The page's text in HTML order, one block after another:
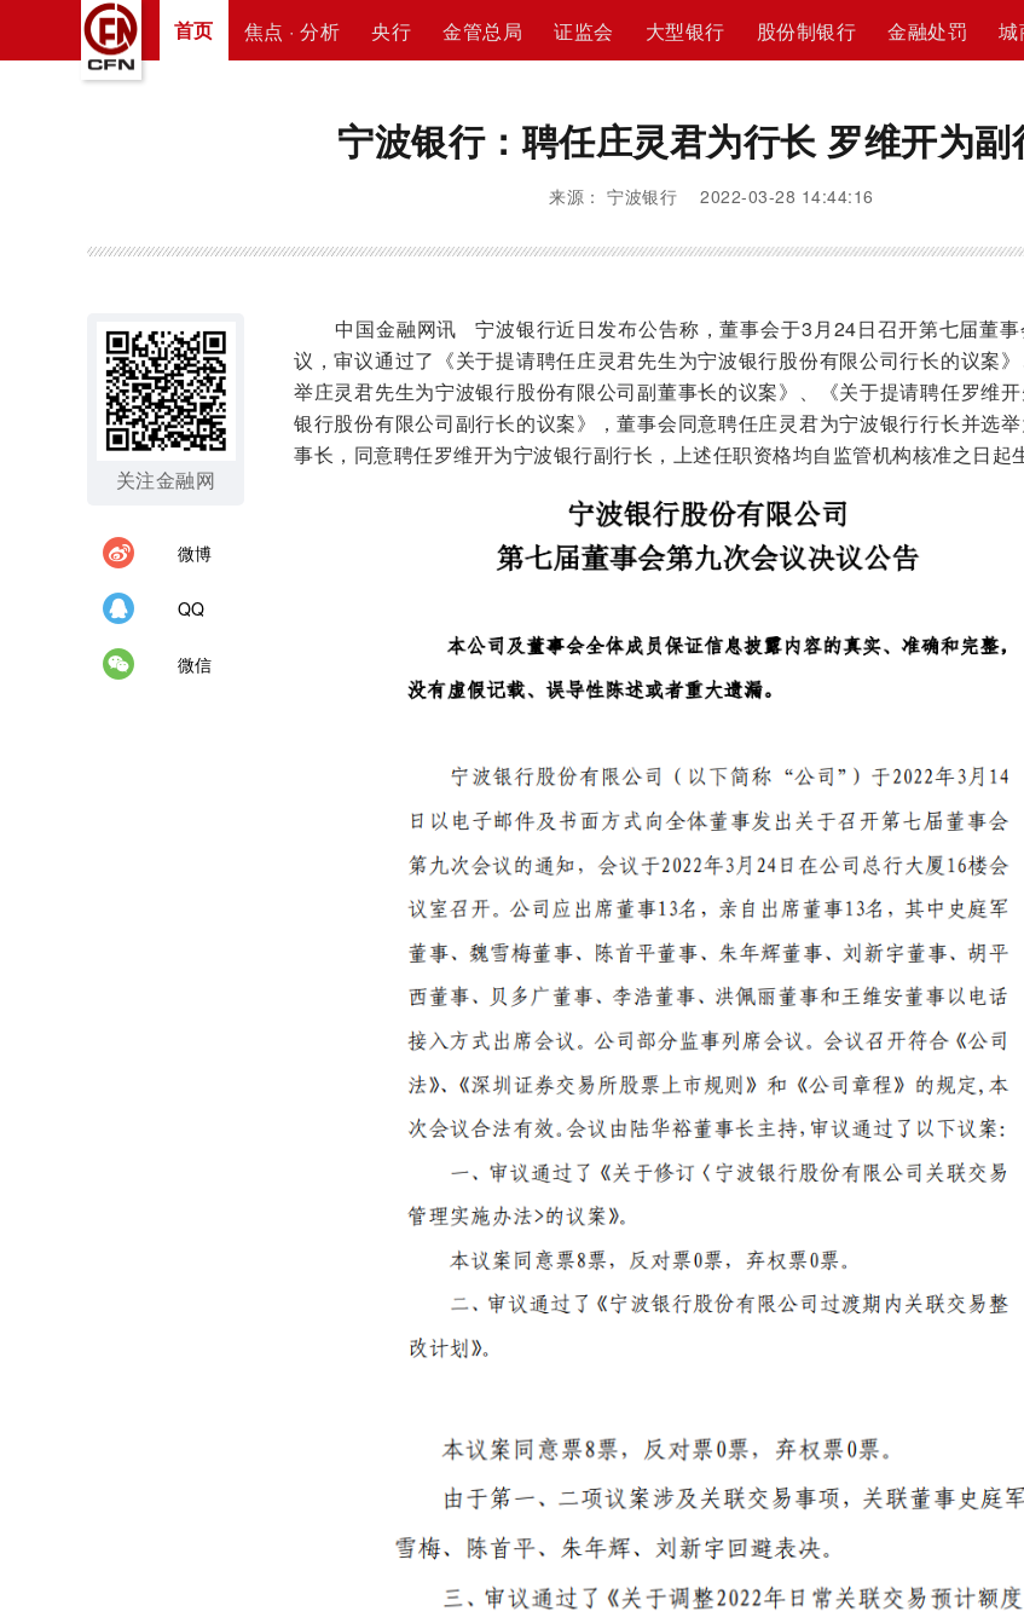
首页 焦点 · 分析 央行 金管总局 证监会 大型银行 股份制银行 金融处罚 城
宁波银行：聘任庄灵君为行长 罗维开为副
来源： 宁波银行 2022-03-28 14:44:16
关注金融网
微博
QQ
微信
中国金融网讯 宁波银行近日发布公告称，董事会于3月24日召开第七届董事
议，审议通过了《关于提请聘任庄灵君先生为宁波银行股份有限公司行长的议案
举庄灵君先生为宁波银行股份有限公司副董事长的议案》、《关于提请聘任罗维
银行股份有限公司副行长的议案》，董事会同意聘任庄灵君为宁波银行行长并选
事长，同意聘任罗维开为宁波银行副行长，上述任职资格均自监管机构核准之日起